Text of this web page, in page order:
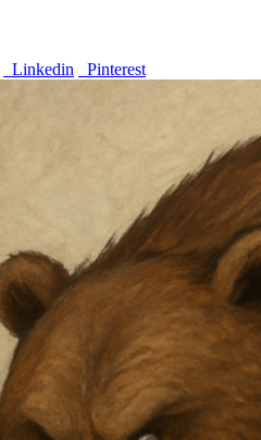
Linkedin Pinterest